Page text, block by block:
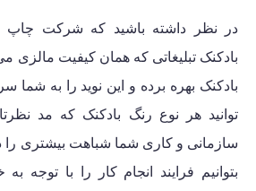
در نظر داشته باشید که شرکت چاپ
بادکنک تبلیغاتی که همانکیفیت مالزی
بادکنک بهره برده و این نوید را به
توانید هر نوع رنگ بادکنک که مد
سازمانی و کاری شما شباهت بیشتری را
بتوانیم فرایند انجام کار را با